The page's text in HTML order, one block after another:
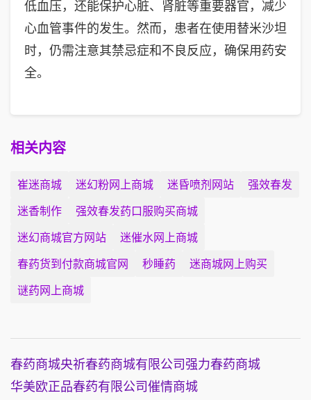
低血压，还能保护心脏、肾脏等重要器官，减少
心血管事件的发生。然而，患者在使用替米沙坦
时，仍需注意其禁忌症和不良反应，确保用药安
全。
相关内容
崔迷商城 迷幻粉网上商城 迷昏喷剂网站
强效春发
迷香制作
强效春发药口服购买商城
迷幻商城官方网站
迷催水网上商城
春药货到付款商城官网
秒睡药
迷商城网上购买
谜药网上商城
春药商城央祈春药商城有限公司强力春药商城
华美欧正品春药有限公司催情商城